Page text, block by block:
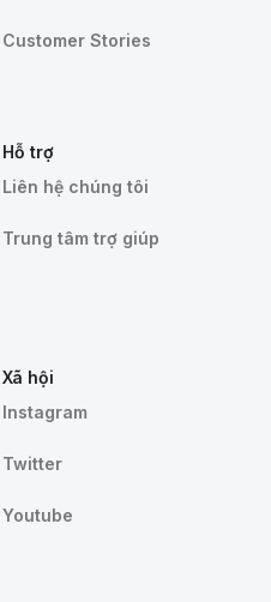
Customer Stories
Hỗ trợ
Liên hệ chúng tôi
Trung tâm trợ giúp
Xã hội
Instagram
Twitter
Youtube